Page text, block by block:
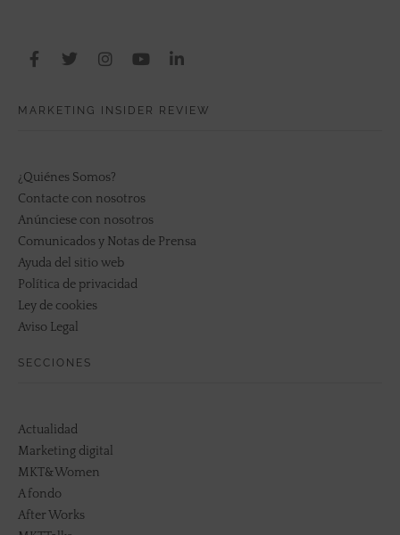
MARKETING INSIDER REVIEW
¿Quiénes Somos?
Contacte con nosotros
Anúnciese con nosotros
Comunicados y Notas de Prensa
Ayuda del sitio web
Política de privacidad
Ley de cookies
Aviso Legal
SECCIONES
Actualidad
Marketing digital
MKT&Women
A fondo
After Works